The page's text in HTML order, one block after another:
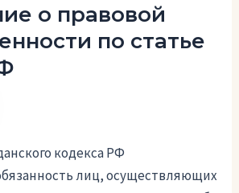
о правовой
по статье
кодекса РФ
лиц, осуществляющих